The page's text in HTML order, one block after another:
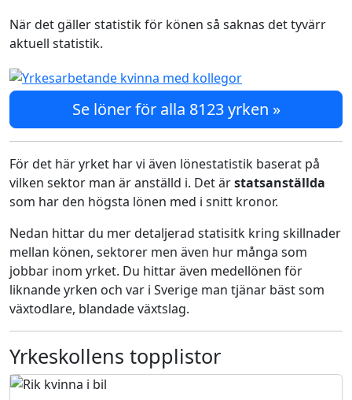
När det gäller statistik för könen så saknas det tyvärr
aktuell statistik.
Se löner för alla 8123 yrken »
För det här yrket har vi även lönestatistik baserat på
vilken sektor man är anställd i. Det ärstatsanställda
som har den högsta lönen med i snitt kronor.
Nedan hittar du mer detaljerad statisitk kring skillnader
mellan könen, sektorer men även hur många som
jobbar inom yrket. Du hittar även medellönen för
liknande yrken och var i Sverige man tjänar bäst som
växtodlare, blandade växtslag.
Yrkeskollens topplistor